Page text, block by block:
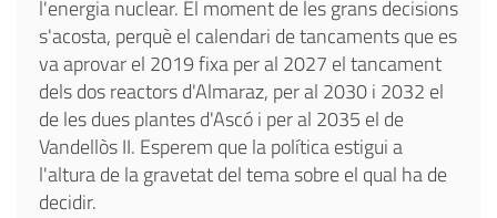
l'energia nuclear. El moment de les grans decisions
s'acosta, perquè el calendari de tancaments que es
va aprovar el 2019 fixa per al 2027 el tancament
dels dos reactors d'Almaraz, per al 2030 i 2032 el
de les dues plantes d'Ascó i per al 2035 el de
Vandellòs II. Esperem que la política estigui a
l'altura de la gravetat del tema sobre el qual ha de
decidir.